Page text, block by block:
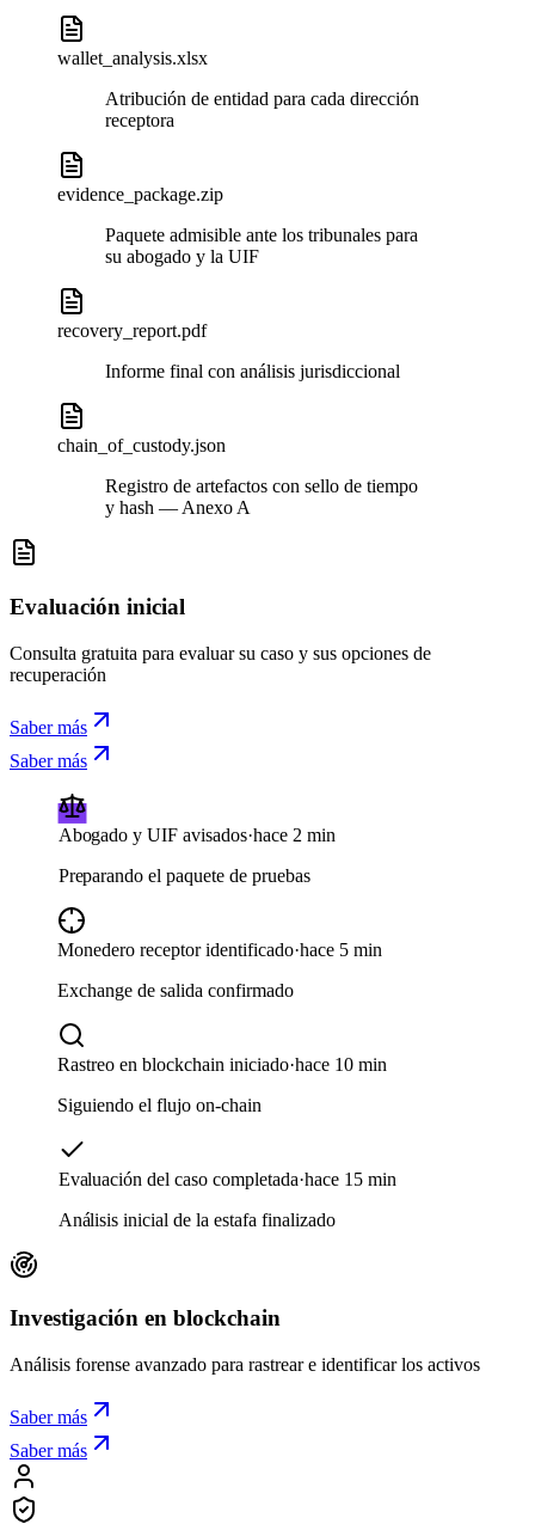
wallet_analysis.xlsx
Atribución de entidad para cada dirección
receptora
evidence_package.zip
Paquete admisible ante los tribunales para
su abogado y la UIF
recovery_report.pdf
Informe final con análisis jurisdiccional
chain_of_custody.json
Registro de artefactos con sello de tiempo
y hash — Anexo A
Evaluación inicial
Consulta gratuita para evaluar su caso y sus opciones de
recuperación
Saber más
Saber más
Exchange contactado·Ahora mismo
Solicitud de bloqueo voluntario de fondos
Abogado y UIF avisados·hace 2 min
Preparando el paquete de pruebas
Monedero receptor identificado·hace 5 min
Exchange de salida confirmado
Rastreo en blockchain iniciado·hace 10 min
Siguiendo el flujo on-chain
Análisis inicial de la estafa finalizado
Investigación en blockchain
Análisis forense avanzado para rastrear e identificar los activos